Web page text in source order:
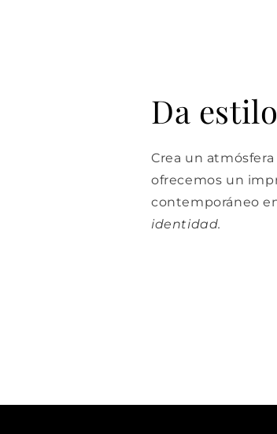
Da
Crea un
ofrecemos un
contemporáneo
identidad.